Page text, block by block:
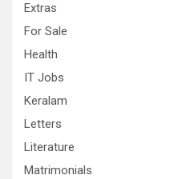
Extras
For Sale
Health
IT Jobs
Keralam
Letters
Literature
Matrimonials